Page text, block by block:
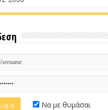
Να με θυμάσαι